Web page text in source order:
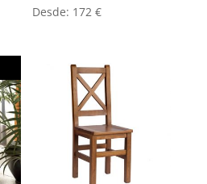
Desde: 172€